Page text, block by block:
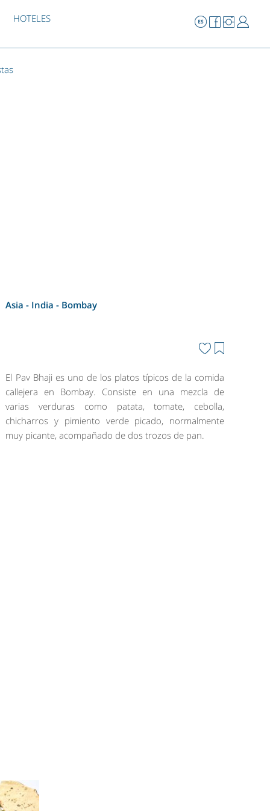
HOTELES
Asia - India - Bombay
El Pav Bhaji es uno de los platos típicos de la comida
callejera en Bombay. Consiste en una mezcla de
varias verduras como patata, tomate, cebolla,
chicharros y pimiento verde picado, normalmente
muy picante, acompañado de dos trozos de pan.